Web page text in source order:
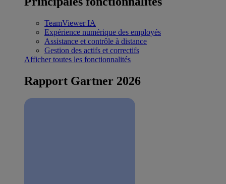
TeamViewer IA
Expérience numérique des employés
Assistance et contrôle à distance
Gestion des actifs et correctifs
Afficher toutes les fonctionnalités
Rapport Gartner 2026